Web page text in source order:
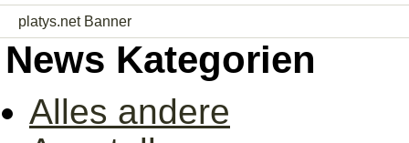
platys.net Banner
News Kategorien
Alles andere